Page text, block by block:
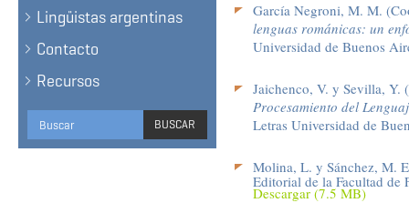
Lingüistas argentinas
Contacto
Recursos
Formulario
de
BUSCAR
BUSCAR
García Negroni, M. M.
lenguas románicas: un
Universidad de Buenos
Jaichenco, V. y Sevilla,
Procesamiento del
Letras Universidad de
Molina, L. y Sánchez, M.
Editorial de la Facultad
Descargar (7.5 MB)